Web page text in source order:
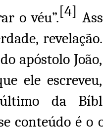
o véu”.[4]
apóstolo
ele
da
conteúdo é o